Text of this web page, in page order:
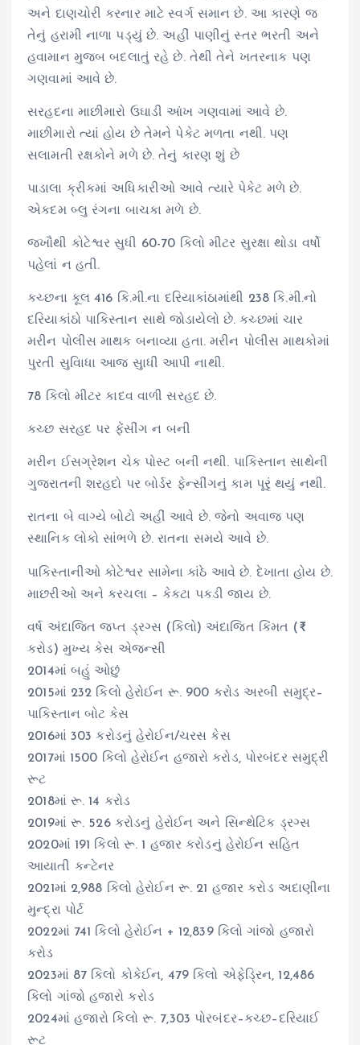
અને દાણચોરી કરનાર માટે સ્વર્ગ સમાન છે. આ કારણે જ
તેનું હરામી નાળા પડ્યું છે. અહીં પાણીનું સ્તર ભરતી અને
હવામાન મુજબ બદલાતું રહે છે. તેથી તેને ખતરનાક પણ
ગણવામાં આવે છે.
સરહદના માછીમારો ઉઘાડી આંખ ગણવામાં આવે છે.
માછીમારો ત્યાં હોય છે તેમને પેકેટ મળતા નથી. પણ
સલામતી રક્ષકોને મળે છે. તેનું કારણ શું છે
પાડાલા ક્રીકમાં અધિકારીઓ આવે ત્યારે પેકેટ મળે છે.
એકદમ બ્લુ રંગના બાચકા મળે છે.
જખૌથી કોટેશ્વર સુધી 60-70 કિલો મીટર સુરક્ષા થોડા વર્ષો
પહેલાં ન હતી.
કચ્છના કૂલ 416 કિ.મી.ના દરિયાકાંઠામાંથી 238 કિ.મી.નો
દરિયાકાંઠો પાકિસ્તાન સાથે જોડાયેલો છે. કચ્છમાં ચાર
મરીન પોલીસ માથક બનાવ્યા હતા. મરીન પોલીસ માથકોમાં
પુરતી સુવિાધા આજ સુાધી આપી નાથી.
78 કિલો મીટર કાદવ વાળી સરહદ છે.
કચ્છ સરહદ પર ફેંસીંગ ન બની
મરીન ઈસગ્રેશન ચેક પોસ્ટ બની નથી. પાકિસ્તાન સાથેની
ગુજરાતની શરહદો પર બોર્ડર ફેન્સીંગનું કામ પૂરૃં થયું નથી.
રાતના બે વાગ્યે બોટો અહીં આવે છે. જેનો અવાજ પણ
સ્થાનિક લોકો સાંભળે છે. રાતના સમયે આવે છે.
પાકિસ્તાનીઓ કોટેશ્વર સામેના કાંઠે આવે છે. દેખાતા હોય છે.
માછરીઓ અને કરચલા – કેકટા પકડી જાય છે.
વર્ષ અંદાજિત જપ્ત ડ્રગ્સ (કિલો) અંદાજિત કિંમત (₹
કરોડ) મુખ્ય કેસ એજન્સી
2014માં બહું ઓછું
2015માં 232 કિલો હેરોઈન રૂ. 900 કરોડ અરબી સમુદ્ર–
પાકિસ્તાન બોટ કેસ
2016માં 303 કરોડનું હેરોઈન/ચરસ કેસ
2017માં 1500 કિલો હેરોઈન હજારો કરોડ, પોરબંદર સમુદ્રી
રૂટ
2018માં રૂ. 14 કરોડ
2019માં રૂ. 526 કરોડનું હેરોઈન અને સિન્થેટિક ડ્રગ્સ
2020માં 191 કિલો રૂ. 1 હજાર કરોડનું હેરોઈન સહિત
આયાતી કન્ટેનર
2021માં 2,988 કિલો હેરોઈન રૂ. 21 હજાર કરોડ અદાણીના
મુન્દ્રા પોર્ટ
2022માં 741 કિલો હેરોઈન + 12,839 કિલો ગાંજો હજારો
કરોડ
2023માં 87 કિલો કોકેઈન, 479 કિલો એફેડ્રિન, 12,486
કિલો ગાંજો હજારો કરોડ
2024માં હજારો કિલો રૂ. 7,303 પોરબંદર–કચ્છ–દરિયાઈ
રૂટ